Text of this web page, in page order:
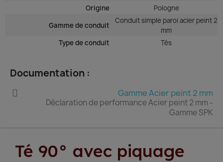
Origine
Pologne
Gamme de conduit
Conduit simple paroi acier peint 2
mm
Type de conduit
Tés
Documentation :
Gamme Acier peint 2 mm
Déclaration de performance Acier peint 2 mm -
Gamme SPK
Té 90° avec piquage